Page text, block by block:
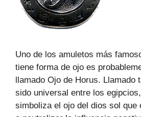
Uno de los amuletos más
tiene forma de ojo es
llamado Ojo de Horus. Llamado
sido universal entre los
simboliza el ojo del dios sol que